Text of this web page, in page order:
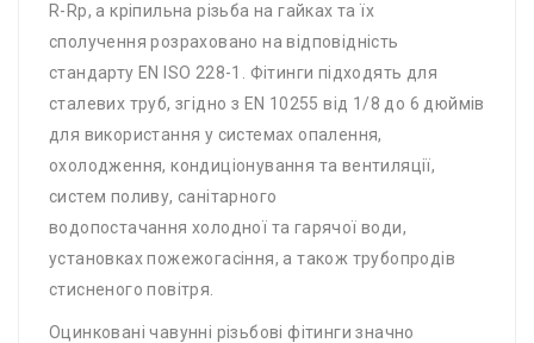
R-Rp, а кріпильна різьба на гайках та їх
сполучення розраховано на відповідність
стандарту EN ISO 228-1. Фітинги підходять для
сталевих труб, згідно з EN 10255 від 1/8 до 6 дюймів
для використання у системах опалення,
охолодження, кондиціонування та вентиляції,
систем поливу, санітарного
водопостачання холодної та гарячої води,
установках пожежогасіння, а також трубопродів
стисненого повітря.
Оцинковані чавунні різьбові фітинги значно